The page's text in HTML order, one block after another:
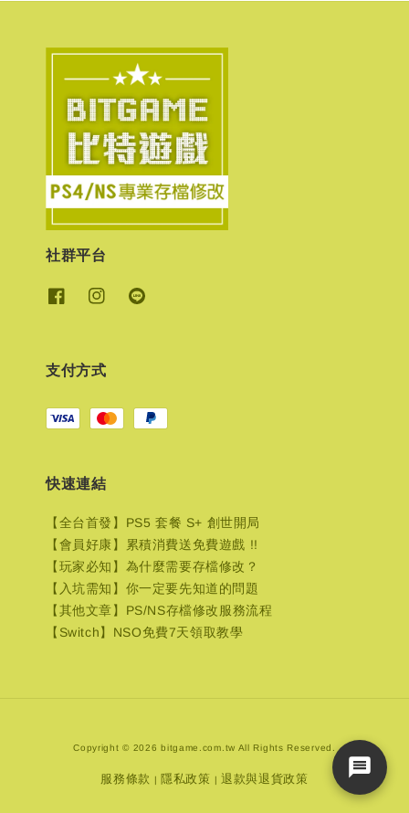
社群平台
支付方式
快速連結
【全台首發】PS5 套餐 S+ 創世開局
【會員好康】累積消費送免費遊戲 !!
【玩家必知】為什麼需要存檔修改？
【入坑需知】你一定要先知道的問題
【其他文章】PS/NS存檔修改服務流程
【Switch】NSO免費7天領取教學
Copyright © 2026 bitgame.com.tw All Rights Reserved.
服務條款 | 隱私政策 | 退款與退貨政策